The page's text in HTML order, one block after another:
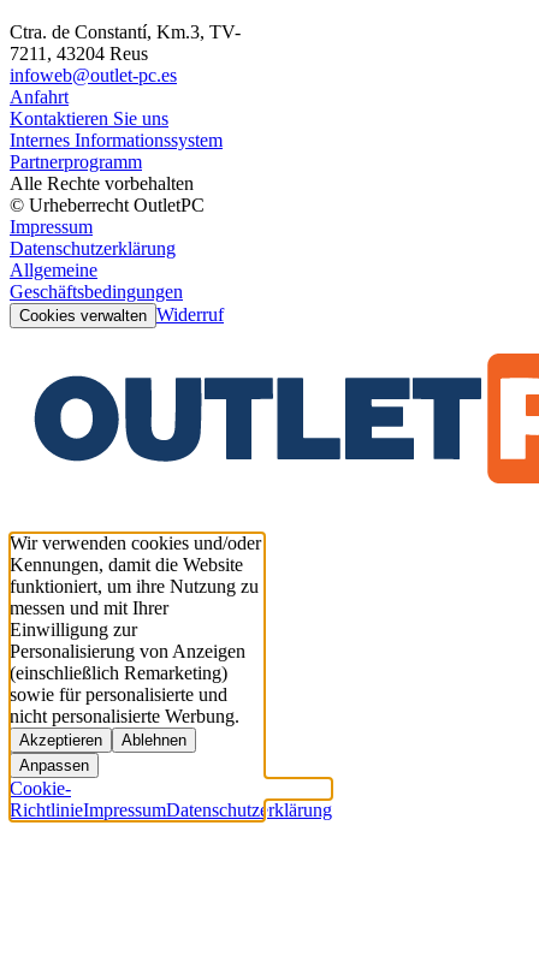
Ctra. de Constantí, Km.3, TV-
7211, 43204 Reus
infoweb@outlet-pc.es
Anfahrt
Kontaktieren Sie uns
Internes Informationssystem
Partnerprogramm
Alle Rechte vorbehalten
© Urheberrecht OutletPC
Impressum
Datenschutzerklärung
Allgemeine
Geschäftsbedingungen
Cookies verwalten Widerruf
Wir verwenden cookies und/oder
Kennungen, damit die Website
funktioniert, um ihre Nutzung zu
messen und mit Ihrer
Einwilligung zur
Personalisierung von Anzeigen
(einschließlich Remarketing)
sowie für personalisierte und
nicht personalisierte Werbung.
Akzeptieren
Ablehnen
Anpassen
Cookie-
RichtlinieImpressumDatenschutzerklärung